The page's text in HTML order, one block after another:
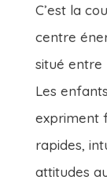
C’est la
centre
situé entre
Les
expriment
rapides,
attitudes